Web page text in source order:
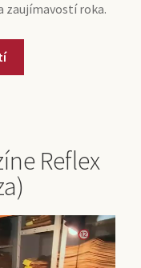
zaujímavostí roka.
Reflex